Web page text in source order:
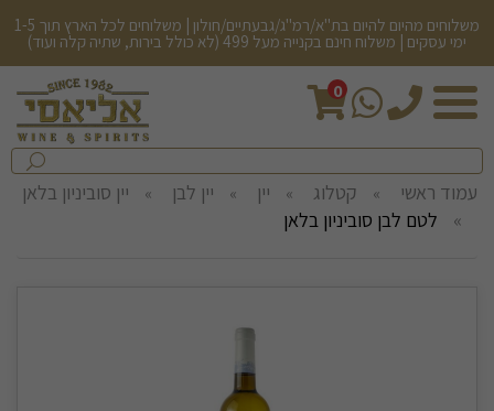
משלוחים מהיום להיום בת"א/רמ"ג/גבעתיים/חולון | משלוחים לכל הארץ תוך 1-5
ימי עסקים | משלוח חינם בקנייה מעל 499 (לא כולל בירות, שתיה קלה ועוד)
0
חיפש
בחנות...
שלח עמוד ראשי קטלוג יין יין לבן
יין סוביניון בלאן
לטם לבן סוביניון בלאן